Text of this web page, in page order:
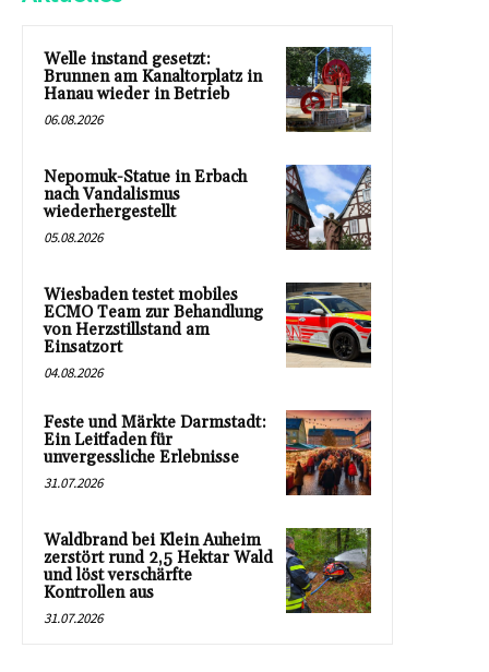
Welle instand gesetzt:
Brunnen am Kanaltorplatz in
Hanau wieder in Betrieb
06.08.2026
Nepomuk-Statue in Erbach
nach Vandalismus
wiederhergestellt
05.08.2026
Wiesbaden testet mobiles
ECMO Team zur Behandlung
von Herzstillstand am
Einsatzort
04.08.2026
Feste und Märkte Darmstadt:
Ein Leitfaden für
unvergessliche Erlebnisse
31.07.2026
Waldbrand bei Klein Auheim
zerstört rund 2,5 Hektar Wald
und löst verschärfte
Kontrollen aus
31.07.2026